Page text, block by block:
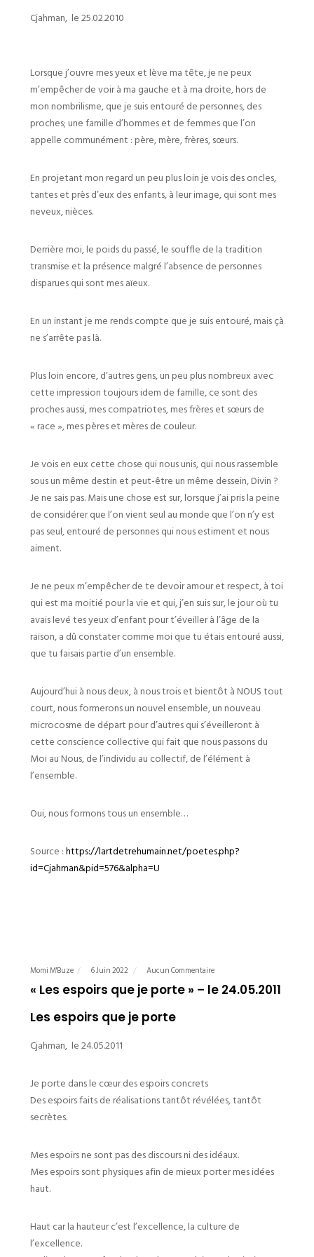
Cjahman, le 25.02.2010
Lorsque j’ouvre mes yeux et lève ma tête, je ne peux
m’empêcher de voir à ma gauche et à ma droite, hors de
mon nombrilisme, que je suis entouré de personnes, des
proches; une famille d’hommes et de femmes que l’on
appelle communément : père, mère, frères, sœurs.
En projetant mon regard un peu plus loin je vois des oncles,
tantes et près d’eux des enfants, à leur image, qui sont mes
neveux, nièces.
Derrière moi, le poids du passé, le souffle de la tradition
transmise et la présence malgré l’absence de personnes
disparues qui sont mes aïeux.
En un instant je me rends compte que je suis entouré, mais çà
ne s’arrête pas là.
Plus loin encore, d’autres gens, un peu plus nombreux avec
cette impression toujours idem de famille, ce sont des
proches aussi, mes compatriotes, mes frères et sœurs de
« race », mes pères et mères de couleur.
Je vois en eux cette chose qui nous unis, qui nous rassemble
sous un même destin et peut-être un même dessein, Divin ?
Je ne sais pas. Mais une chose est sur, lorsque j’ai pris la peine
de considérer que l’on vient seul au monde que l’on n’y est
pas seul, entouré de personnes qui nous estiment et nous
aiment.
Je ne peux m’empêcher de te devoir amour et respect, à toi
qui est ma moitié pour la vie et qui, j’en suis sur, le jour où tu
avais levé tes yeux d’enfant pour t’éveiller à l’âge de la
raison, a dû constater comme moi que tu étais entouré aussi,
que tu faisais partie d’un ensemble.
Aujourd’hui à nous deux, à nous trois et bientôt à NOUS tout
court, nous formerons un nouvel ensemble, un nouveau
microcosme de départ pour d’autres qui s’éveilleront à
cette conscience collective qui fait que nous passons du
Moi au Nous, de l’individu au collectif, de l’élément à
l’ensemble.
Oui, nous formons tous un ensemble…
Source :https://lartdetrehumain.net/poetes.php?
id=Cjahman&pid=576&alpha=U
Momi M'Buze 6 Juin 2022 Aucun Commentaire
« Les espoirs que je porte » – le 24.05.2011
Les espoirs que je porte
Cjahman, le 24.05.2011
Je porte dans le cœur des espoirs concrets
Des espoirs faits de réalisations tantôt révélées, tantôt
secrètes.
Mes espoirs ne sont pas des discours ni des idéaux.
Mes espoirs sont physiques afin de mieux porter mes idées
haut.
Haut car la hauteur c’est l’excellence, la culture de
l’excellence.